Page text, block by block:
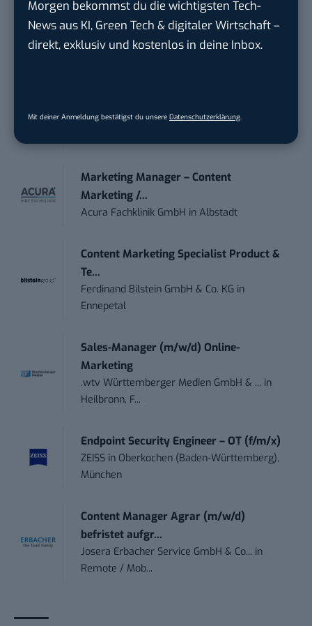
Morgen bekommst du die wichtigsten Tech-
News aus KI, Green Tech & digitaler Wirtschaft –
direkt, exklusiv und kostenlos in deine Inbox.
Mit deiner Anmeldung bestätigst du unsere Datenschutzerklärung
Anforderungs- und Projektmanager
touristische...
(m/w/...
Marketing Manager – Content
Marketing /...
Acura Fachklinik GmbH inAlbstadt
Content Marketing Specialist Product &
Te...
Ferdinand Bilstein GmbH & Co. KG in
Ennepetal
Sales-Manager (m/w/d) Online-
Marketing
.wtv Württemberger Medien GmbH & ... in
Heilbronn, F...
Endpoint Security Engineer – OT (f/m/x)
ZEISS in Oberkochen (Baden-Württemberg),
München
Content Manager Agrar (m/w/d)
befristet aufgr...
Josera Erbacher Service GmbH & Co... in
Remote / Mob...